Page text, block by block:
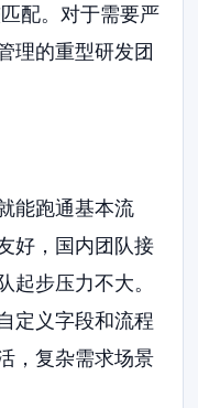
配。对于需要严
理的重型研发团
能跑通基本流
好，国内团队接
起步压力不大。
定义字段和流程
，复杂需求场景